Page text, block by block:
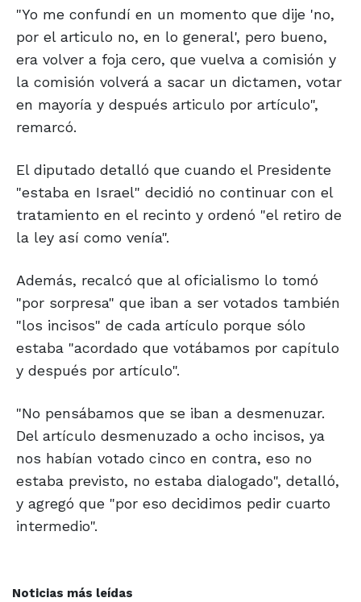
"Yo me confundí en un momento que dije 'no,
por el articulo no, en lo general', pero bueno,
era volver a foja cero, que vuelva a comisión y
la comisión volverá a sacar un dictamen, votar
en mayoría y después articulo por artículo",
remarcó.
El diputado detalló que cuando el Presidente
"estaba en Israel" decidió no continuar con el
tratamiento en el recinto y ordenó "el retiro de
la ley así como venía".
Además, recalcó que al oficialismo lo tomó
"por sorpresa" que iban a ser votados también
"los incisos" de cada artículo porque sólo
estaba "acordado que votábamos por capítulo
y después por artículo".
"No pensábamos que se iban a desmenuzar.
Del artículo desmenuzado a ocho incisos, ya
nos habían votado cinco en contra, eso no
estaba previsto, no estaba dialogado", detalló,
y agregó que "por eso decidimos pedir cuarto
intermedio".
Noticias más leídas